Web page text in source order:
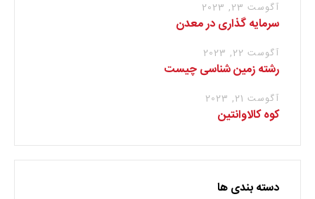
آگوست 23, 2023
سرمایه گذاری در معدن
آگوست 22, 2023
رشته زمین شناسی چیست
آگوست 21, 2023
کوه کالاوانتین
دسته بندی ها